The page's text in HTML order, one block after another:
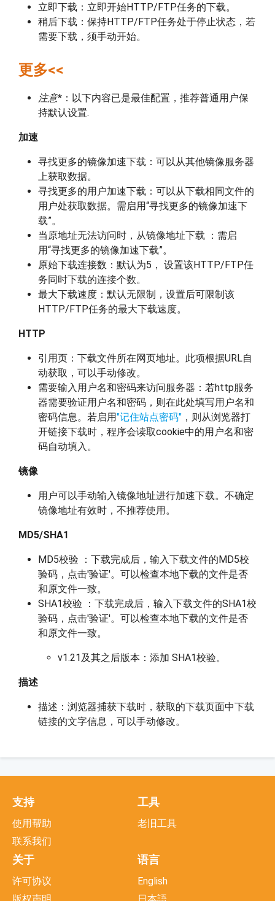
立即下载：立即开始HTTP/FTP任务的下载。
稍后下载：保持HTTP/FTP任务处于停止状态，若
需要下载，须手动开始。
更多<<
注意*：以下内容已是最佳配置，推荐普通用户保
持默认设置.
加速
寻找更多的镜像加速下载：可以从其他镜像服务器
上获取数据。
寻找更多的用户加速下载：可以从下载相同文件的
用户处获取数据。需启用“寻找更多的镜像加速下
载”。
当原地址无法访问时，从镜像地址下载 ：需启
用“寻找更多的镜像加速下载”。
原始下载连接数：默认为5， 设置该HTTP/FTP任
务同时下载的连接个数。
最大下载速度：默认无限制，设置后可限制该
HTTP/FTP任务的最大下载速度。
HTTP
引用页：下载文件所在网页地址。此项根据URL自
动获取，可以手动修改。
需要输入用户名和密码来访问服务器：若http服务
器需要验证用户名和密码，则在此处填写用户名和
密码信息。若启用"记住站点密码" ，则从浏览器打
开链接下载时，程序会读取cookie中的用户名和密
码自动填入。
镜像
用户可以手动输入镜像地址进行加速下载。不确定
镜像地址有效时，不推荐使用。
MD5/SHA1
MD5校验 ：下载完成后，输入下载文件的MD5校
验码，点击'验证'。可以检查本地下载的文件是否
和原文件一致。
SHA1校验 ：下载完成后，输入下载文件的SHA1校
验码，点击'验证'。可以检查本地下载的文件是否
和原文件一致。
v1.21及其之后版本：添加 SHA1校验。
描述
描述：浏览器捕获下载时，获取的下载页面中下载
链接的文字信息，可以手动修改。
支持
使用帮助
联系我们
工具
老旧工具
关于
许可协议
版权声明
语言
English
日本語